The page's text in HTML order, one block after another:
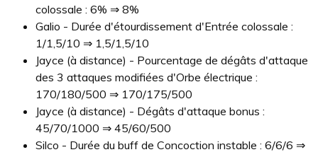
colossale : 6% ⇒ 8%
Galio - Durée d'étourdissement d'Entrée colossale :
1/1,5/10 ⇒ 1,5/1,5/10
Jayce (à distance) - Pourcentage de dégâts d'attaque
des 3 attaques modifiées d'Orbe électrique :
170/180/500 ⇒ 170/175/500
Jayce (à distance) - Dégâts d'attaque bonus :
45/70/1000 ⇒ 45/60/500
Silco - Durée du buff de Concoction instable : 6/6/6 ⇒